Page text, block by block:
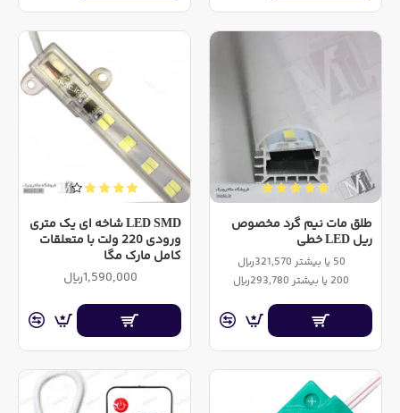
طلق مات نیم گرد مخصوص
ریل LED خطی
50 یا بیشتر 321,570ریال
200 یا بیشتر 293,780ریال
LED SMD شاخه ای یک متری
ورودی 220 ولت با متعلقات
کامل مارک مگا
1,590,000ریال